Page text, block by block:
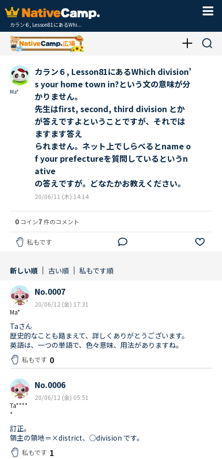
カラン６, Lesson81にあるWhi...
Ma*
カラン６, Lesson81にあるWhich division'
s your home town in?という文の意味が分
かりません。
先生はfirst, second, third division とか
が答えですよということですが、それでは
ますます答え
られません。ネット上でしらべるとname o
f your prefectureを質問しているというn
ative
の答えですが。どなたかお教えください。
20/06/11 (木) 14:14
0 コイン7件のコメント
私もです
新しい順 古い順 私もです順
Ma*
No.0007
20/06/12 (金) 17:31
Taさん
歴史的なことも踏まえて、詳しくありがとうございます。
英語は、一つの単語で、色々意味、用法がありますね。
私もです 0
Ta****
*
No.0006
20/06/12 (金) 05:51
訂正。
領主の領地＝×district、◯division です。
私もです 1